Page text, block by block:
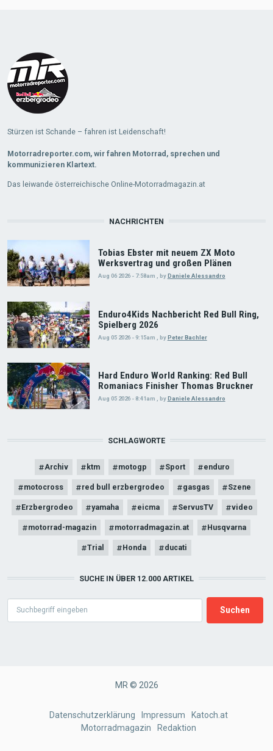
Stürzen ist Schande – fahren ist Leidenschaft!
Motorradreporter.com, wir fahren Motorrad, sprechen und
kommunizieren Klartext.
Das leiwande österreichische Online-Motorradmagazin.at
NACHRICHTEN
Tobias Ebster mit neuem ZX Moto
Werksvertrag und großen Plänen
Aug 06 2026 - 7:58am byDaniele Alessandro
Enduro4Kids Nachbericht Red Bull Ring,
Spielberg 2026
Aug 05 2026 - 9:15am byPeter Bachler
Hard Enduro World Ranking: Red Bull
Romaniacs Finisher Thomas Bruckner
Aug 05 2026 - 8:41am , by Daniele Alessandro
SCHLAGWORTE
Archiv ktm motogp Sport enduro
motocross red bull erzbergrodeo gasgas Szene
Erzbergrodeo yamaha eicma ServusTV video
motorrad-magazin motorradmagazin.at Husqvarna
Trial Honda ducati
SUCHE IN ÜBER 12.000 ARTIKEL
MR © 2026
Datenschutzerklärung Impressum
Katoch.at
Motorradmagazin
Redaktion